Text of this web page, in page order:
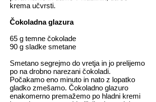
krema učvrsti.
Čokoladna glazura
65 g temne čokolade
90 g sladke smetane
Smetano segrejmo do vretja in jo prelijemo
po na drobno narezani čokoladi.
Počakamo eno minuto in nato z lopatko
gladko zmešamo. Čokoladno glazuro
enakomerno premažemo po hladni kremi